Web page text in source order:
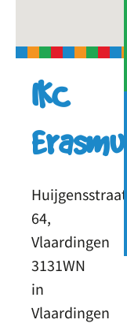
IKC
Erasmus
Huijgensstraat
64,
Vlaardingen
3131WN
in
Vlaardingen